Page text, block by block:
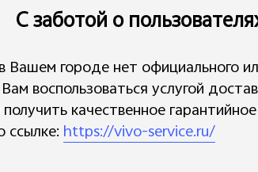
делать, если не получается
дату последнего
делать, если не получается
С заботой о
Вашем городе нет официального
воспользоваться услугой
качественное
ссылке: https://vivo-service.ru/